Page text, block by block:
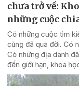
chưa trở về:
những cuộc
Có những cuộc tìm
cùng đã qua đời. Có
Có những địa danh
đến giới hạn, khoa